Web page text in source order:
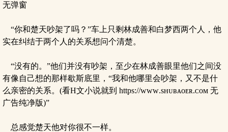
无弹窗
“你和楚天吵架了吗？”车上只剩林成善和白梦西两个人，他
实在纠结于两个人的关系想问个清楚。
“没有的。”他们并没有吵架，至少在林成善眼里他们之间没
有像自己想的那样歇斯底里，“我和他哪里会吵架，又不是什
么亲密的关系。(看H文小说就到 https://ᴡᴡᴡ.sʜᴜʙᴀᴏᴇʀ.ᴄᴏᴍ 无
广告纯净版)”
总感觉楚天他对你很不一样。